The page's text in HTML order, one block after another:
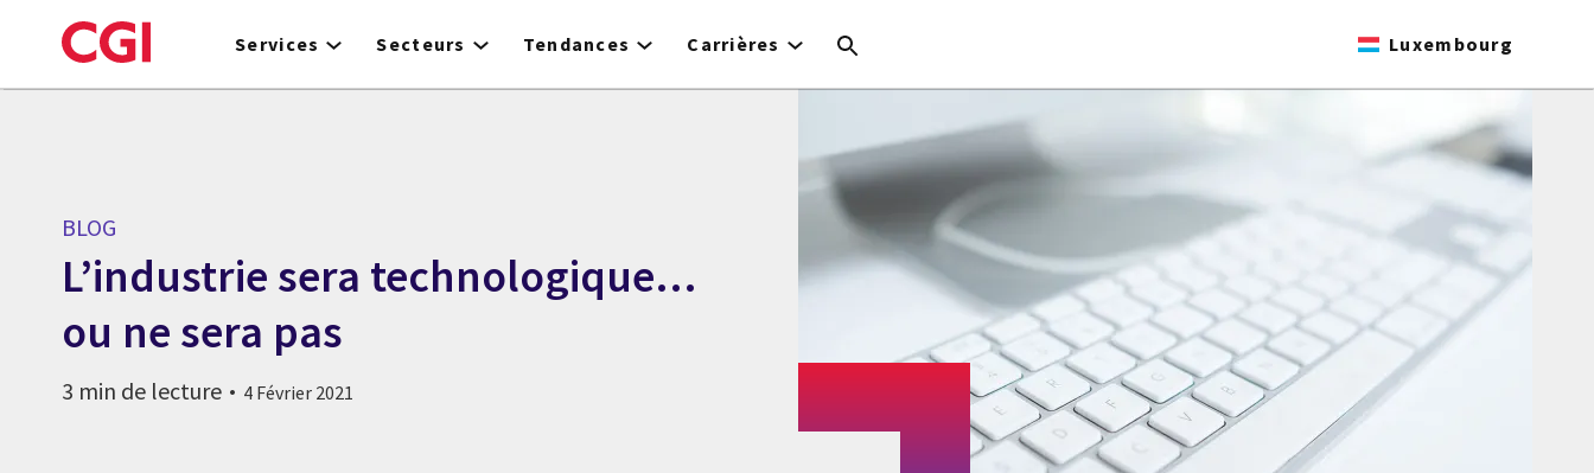
to
Services Secteurs Tendances Carrières Luxembourg
BLOG
L’industrie sera technologique…
ou ne sera pas
3 min de lecture 4 Février 2021